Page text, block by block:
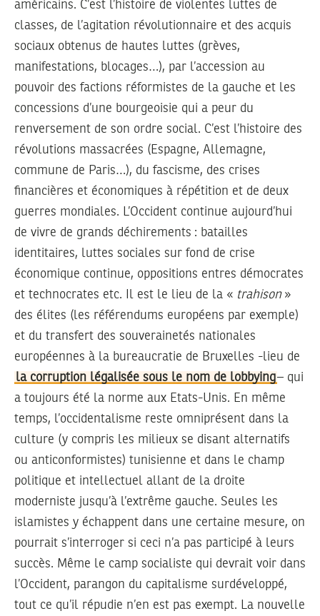
américains. C’est l’histoire de violentes luttes de
classes, de l’agitation révolutionnaire et des acquis
sociaux obtenus de hautes luttes (grèves,
manifestations, blocages…), par l’accession au
pouvoir des factions réformistes de la gauche et les
concessions d’une bourgeoisie qui a peur du
renversement de son ordre social. C’est l’histoire des
révolutions massacrées (Espagne, Allemagne,
commune de Paris…), du fascisme, des crises
financières et économiques à répétition et de deux
guerres mondiales. L’Occident continue aujourd’hui
de vivre de grands déchirements : batailles
identitaires, luttes sociales sur fond de crise
économique continue, oppositions entres démocrates
et technocrates etc. Il est le lieu de la « trahison»
des élites (les référendums européens par exemple)
et du transfert des souverainetés nationales
européennes à la bureaucratie de Bruxelles -lieu de
la corruption légalisée sous le nom de lobbying– qui
a toujours été la norme aux Etats-Unis. En même
temps, l’occidentalisme reste omniprésent dans la
culture (y compris les milieux se disant alternatifs
ou anticonformistes) tunisienne et dans le champ
politique et intellectuel allant de la droite
moderniste jusqu’à l’extrême gauche. Seules les
islamistes y échappent dans une certaine mesure, on
pourrait s’interroger si ceci n’a pas participé à leurs
succès. Même le camp socialiste qui devrait voir dans
l’Occident, parangon du capitalisme surdéveloppé,
tout ce qu’il répudie n’en est pas exempt. La nouvelle